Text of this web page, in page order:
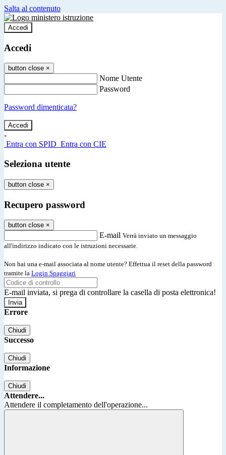
Salta al contenuto
Accedi
Accedi
button close ×
Nome Utente
Password
Password dimenticata?
-
Entra con SPID Entra con CIE
Seleziona utente
button close ×
Recupero password
button close ×
E-mail Verrà inviato un messaggio
all'indirizzo indicato con le istruzioni necessarie.
Non hai una e-mail associata al nome utente? Effettua il reset della password
tramite la Login Spaggiari
E-mail inviata, si prega di controllare la casella di posta elettronica!
Errore
Chiudi
Successo
Chiudi
Informazione
Chiudi
Attendere...
Attendere il completamento dell'operazione...